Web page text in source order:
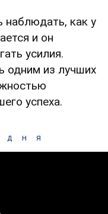
наблюдать, как у
и он
усилия.
одним из лучших
успеха.
дня